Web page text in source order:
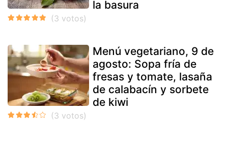
la basura
Menú vegetariano, 9 de
agosto: Sopa fría de
fresas y tomate, lasaña
de calabacín y sorbete
de kiwi